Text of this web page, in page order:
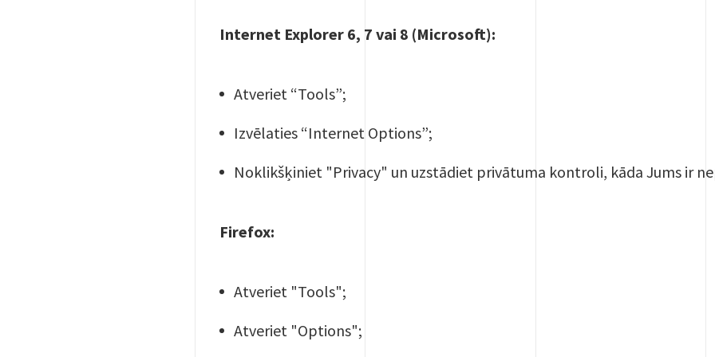
Internet Explorer 6, 7 vai 8 (Microsoft):
Atveriet “Tools”;
Izvēlaties “Internet Options”;
Noklikšķiniet "Privacy" un uzstādiet privātuma kontroli, kāda Jums ir
Firefox:
Atveriet "Tools";
Atveriet "Options";